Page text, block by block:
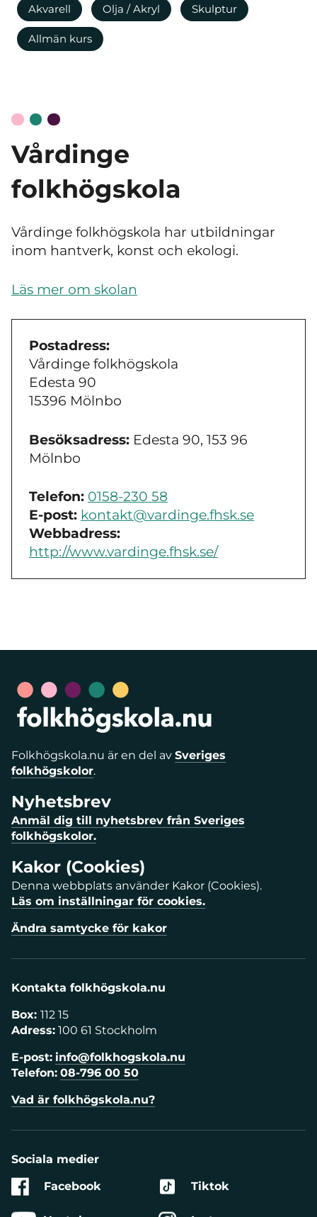
Akvarell Olja / Akryl Skulptur
Allmän kurs
Vårdinge
folkhögskola
Vårdinge folkhögskola har utbildningar
inom hantverk, konst och ekologi.
Läs mer om skolan
Postadress:
Vårdinge folkhögskola
Edesta 90
15396 Mölnbo
Besöksadress: Edesta 90, 153 96
Mölnbo
Telefon: 0158-230 58
E-post: kontakt@vardinge.fhsk.se
Webbadress:
http://www.vardinge.fhsk.se/
Folkhögskola.nu är en del av Sveriges
folkhögskolor.
Nyhetsbrev
Anmäl dig till nyhetsbrev från Sveriges
folkhögskolor.
Kakor (Cookies)
Denna webbplats använder Kakor (Cookies).
Läs om inställningar för cookies.
Ändra samtycke för kakor
Kontakta folkhögskola.nu
Box: 112 15
Adress: 100 61 Stockholm
E-post: info@folkhogskola.nu
Telefon: 08-796 00 50
Vad är folkhögskola.nu?
Sociala medier
Facebook
Tiktok